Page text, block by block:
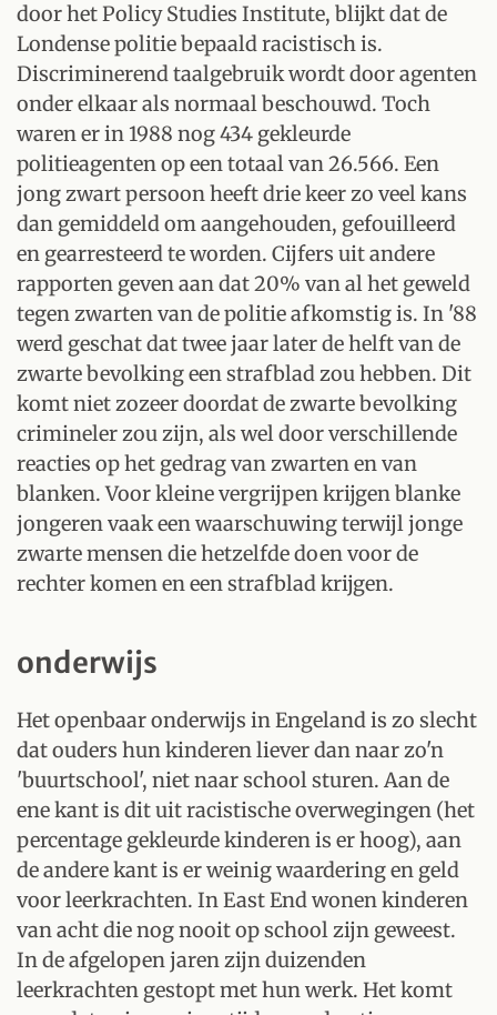
door het Policy Studies Institute, blijkt dat de
Londense politie bepaald racistisch is.
Discriminerend taalgebruik wordt door agenten
onder elkaar als normaal beschouwd. Toch
waren er in 1988 nog 434 gekleurde
politieagenten op een totaal van 26.566. Een
jong zwart persoon heeft drie keer zo veel kans
dan gemiddeld om aangehouden, gefouilleerd
en gearresteerd te worden. Cijfers uit andere
rapporten geven aan dat 20% van al het geweld
tegen zwarten van de politie afkomstig is. In '88
werd geschat dat twee jaar later de helft van de
zwarte bevolking een strafblad zou hebben. Dit
komt niet zozeer doordat de zwarte bevolking
crimineler zou zijn, als wel door verschillende
reacties op het gedrag van zwarten en van
blanken. Voor kleine vergrijpen krijgen blanke
jongeren vaak een waarschuwing terwijl jonge
zwarte mensen die hetzelfde doen voor de
rechter komen en een strafblad krijgen.
onderwijs
Het openbaar onderwijs in Engeland is zo slecht
dat ouders hun kinderen liever dan naar zo'n
'buurtschool', niet naar school sturen. Aan de
ene kant is dit uit racistische overwegingen (het
percentage gekleurde kinderen is er hoog), aan
de andere kant is er weinig waardering en geld
voor leerkrachten. In East End wonen kinderen
van acht die nog nooit op school zijn geweest.
In de afgelopen jaren zijn duizenden
leerkrachten gestopt met hun werk. Het komt